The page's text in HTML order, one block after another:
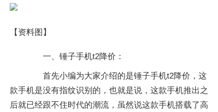
【资料图】
一、锤子手机t2降价：
首先小编为大家介绍的是锤子手机t2降价，这
款手机是没有指纹识别的，也就是说，这款手机推出之
后就已经跟不住时代的潮流，虽然说这款手机搭载了高